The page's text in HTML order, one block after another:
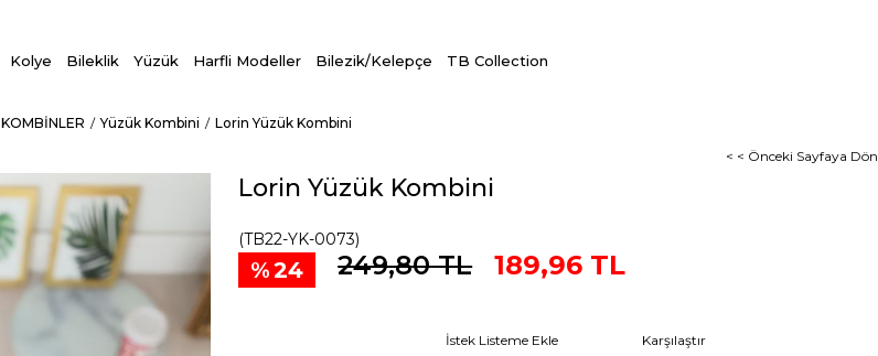
Kolye Bileklik Yüzük Harfli Modeller Bilezik/Kelepçe TB Collection
KOMBİNLER Yüzük Kombini
Lorin Yüzük Kombini
< < Önceki Sayfaya Dön
Lorin Yüzük Kombini
(TB22-YK-0073)
24 249,80 TL 189,96 TL
İstek Listeme Ekle
Karşılaştır